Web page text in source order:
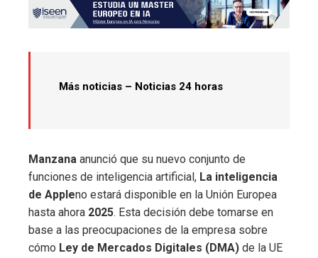
Más noticias – Noticias 24 horas
Manzana anunció que su nuevo conjunto de
funciones de inteligencia artificial, La inteligencia
de Appleno estará disponible en la Unión Europea
hasta ahora 2025. Esta decisión debe tomarse en
base a las preocupaciones de la empresa sobre
cómo Ley de Mercados Digitales (DMA) de la UE